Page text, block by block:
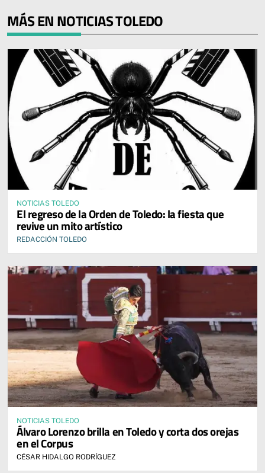
MÁS EN NOTICIAS TOLEDO
NOTICIAS TOLEDO
El regreso de la Orden de Toledo: la fiesta que
revive un mito artístico
REDACCIÓN TOLEDO
NOTICIAS TOLEDO
Álvaro Lorenzo brilla en Toledo y corta dos orejas
en el Corpus
CÉSAR HIDALGO RODRÍGUEZ